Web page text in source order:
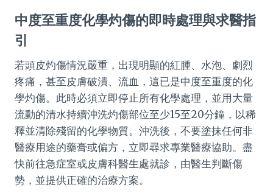
中度至重度化學灼傷的即時處理與求醫指
引
若頭皮灼傷情況嚴重，出現明顯的紅腫、水泡、劇烈
疼痛，甚至皮膚破潰、流血，這已是中度至重度的化
學灼傷。此時必須立即停止所有化學處理，並用大量
流動的清水持續沖洗灼傷部位至少15至20分鐘，以稀
釋並清除殘留的化學物質。沖洗後，不要塗抹任何非
醫療用途的藥膏或偏方，立即尋求專業醫療協助。盡
快前往急症室或皮膚科醫生處就診，由醫生判斷傷
勢，並提供正確的治療方案。